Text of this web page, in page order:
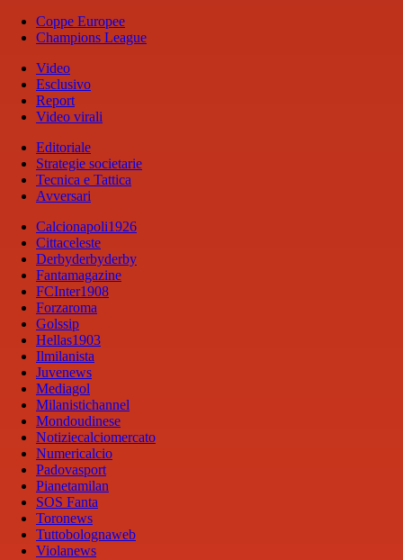
Coppe Europee
Champions League
Video
Esclusivo
Report
Video virali
Editoriale
Strategie societarie
Tecnica e Tattica
Avversari
Calcionapoli1926
Cittaceleste
Derbyderbyderby
Fantamagazine
FCInter1908
Forzaroma
Golssip
Hellas1903
Ilmilanista
Juvenews
Mediagol
Milanistichannel
Mondoudinese
Notiziecalciomercato
Numericalcio
Padovasport
Pianetamilan
SOS Fanta
Toronews
Tuttobolognaweb
Violanews